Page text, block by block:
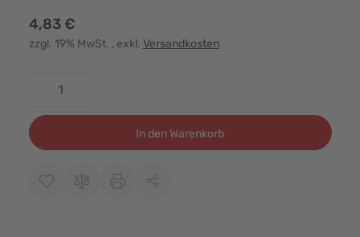
4,83 €
zzgl. 19% MwSt. , exkl. Versandkosten
In den Warenkorb